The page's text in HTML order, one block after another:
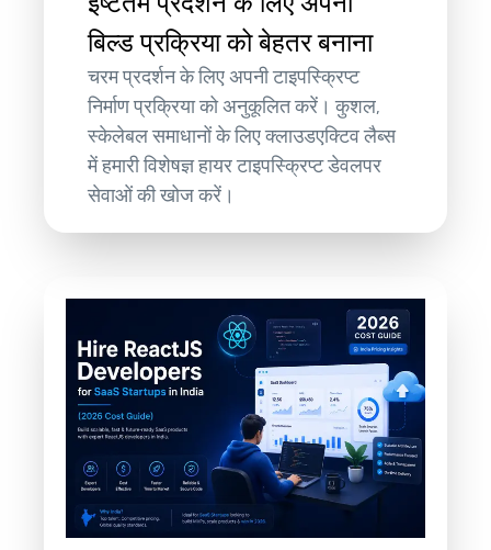
बिल्ड प्रक्रिया को बेहतर बनाना
चरम प्रदर्शन के लिए अपनी टाइपस्क्रिप्ट
निर्माण प्रक्रिया को अनुकूलित करें। कुशल,
स्केलेबल समाधानों के लिए क्लाउडएक्टिव लैब्स
में हमारी विशेषज्ञ हायर टाइपस्क्रिप्ट डेवलपर
सेवाओं की खोज करें।